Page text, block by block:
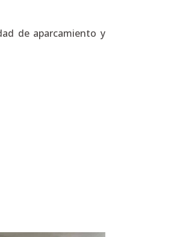
de aparcamiento y